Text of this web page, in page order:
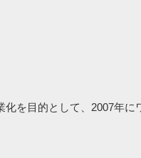
を目的として、2007年に